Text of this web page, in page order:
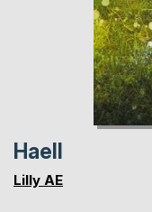
Haell
Lilly AE